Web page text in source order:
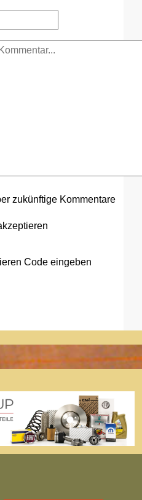
zukünftige Kommentare
Code eingeben